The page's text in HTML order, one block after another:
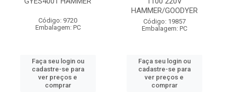
Código: 9720
Embalagem: PC
Faça seu login ou
cadastre-se para
ver preços e
comprar
HAMMER/GOODYER
Código: 19857
Embalagem: PC
Faça seu login ou
cadastre-se para
ver preços e
comprar